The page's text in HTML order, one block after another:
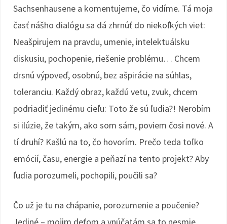
Sachsenhausene a komentujeme, čo vidíme. Tá moja
časť nášho dialógu sa dá zhrnúť do niekoľkých viet:
Neašpirujem na pravdu, umenie, intelektuálsku
diskusiu, pochopenie, riešenie problému… Chcem
drsnú výpoveď, osobnú, bez ašpirácie na súhlas,
toleranciu. Každý obraz, každú vetu, zvuk, chcem
podriadiť jedinému cieľu: Toto že sú ľudia?! Nerobím
si ilúzie, že takým, ako som sám, poviem čosi nové. A
tí druhí? Kašlú na to, čo hovorím. Prečo teda toľko
emócií, času, energie a peňazí na tento projekt? Aby
ľudia porozumeli, pochopili, poučili sa?
Čo už je tu na chápanie, porozumenie a poučenie?